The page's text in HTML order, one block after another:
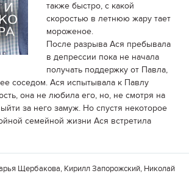
также быстро, с какой
скоростью в летнюю жару тает
мороженое.
После разрыва Ася пребывала
в депрессии пока не начала
получать поддержку от Павла,
соседом. Ася испытывала к Павлу
она не любила его, но, не смотря на
за него замуж. Но спустя некоторое
семейной жизни Ася встретила
Щербакова, Кирилл Запорожский, Николай